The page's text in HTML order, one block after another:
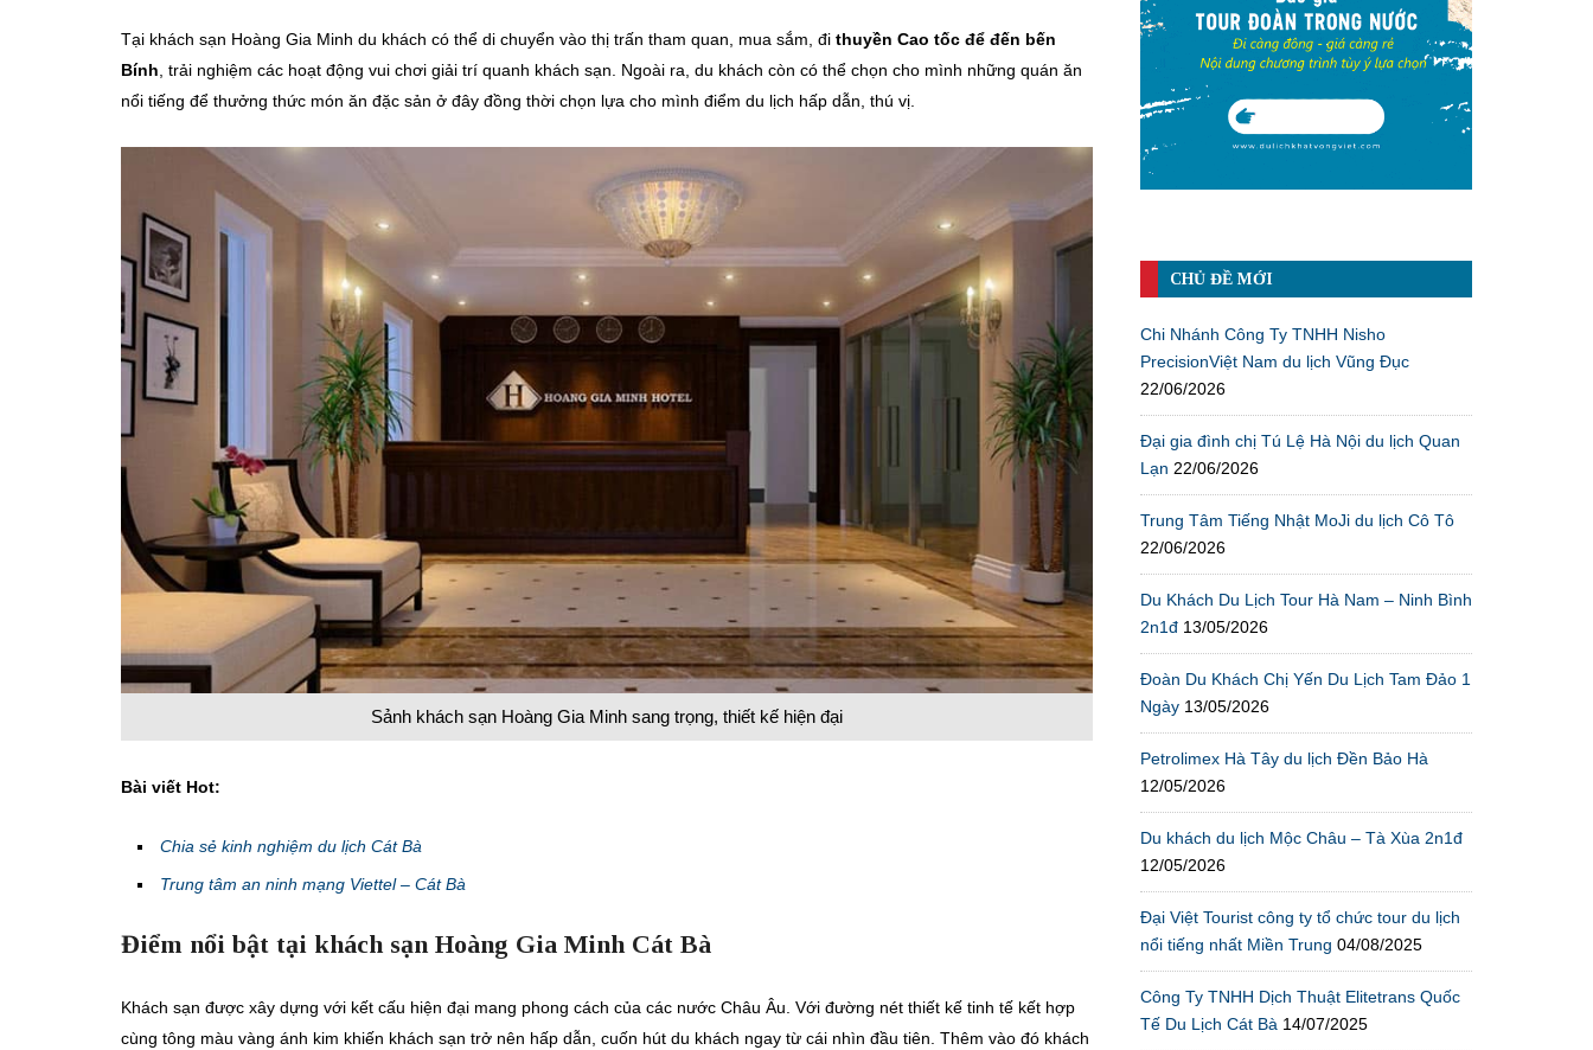
Tại khách sạn Hoàng Gia Minh du khách có thể di chuyển vào thị trấn tham quan, mua sắm, đi thuyền Cao tốc để đến bến
Bính , trải nghiệm các hoạt động vui chơi giải trí quanh khách sạn. Ngoài ra, du khách còn có thể chọn cho mình những quán ăn
nổi tiếng để thưởng thức món ăn đặc sản ở đây đồng thời chọn lựa cho mình điểm du lịch hấp dẫn, thú vị.
Sảnh khách sạn Hoàng Gia Minh sang trọng, thiết kế hiện đại
Bài viết Hot:
Chia sẻ kinh nghiệm du lịch Cát Bà
Trung tâm an ninh mạng Viettel – Cát Bà
Điểm nổi bật tại khách sạn Hoàng Gia Minh Cát Bà
Khách sạn được xây dựng với kết cấu hiện đại mang phong cách của các nước Châu Âu. Với đường nét thiết kế tinh tế kết hợp
cùng tông màu vàng ánh kim khiến khách sạn trở nên hấp dẫn, cuốn hút du khách ngay từ cái nhìn đầu tiên. Thêm vào đó khách
CHỦ ĐỀ MỚI
Chi Nhánh Công Ty TNHH Nisho
PrecisionViệt Nam du lịch Vũng Đục
22/06/2026
Đại gia đình chị Tú Lệ Hà Nội du lịch Quan
Lạn 22/06/2026
Trung Tâm Tiếng Nhật MoJi du lịch Cô Tô
22/06/2026
Du Khách Du Lịch Tour Hà Nam – Ninh Bình
2n1đ 13/05/2026
Đoàn Du Khách Chị Yến Du Lịch Tam Đảo 1
Ngày 13/05/2026
Petrolimex Hà Tây du lịch Đền Bảo Hà
12/05/2026
Du khách du lịch Mộc Châu – Tà Xùa 2n1đ
12/05/2026
Đại Việt Tourist công ty tổ chức tour du lịch
nổi tiếng nhất Miền Trung 04/08/2025
Công Ty TNHH Dịch Thuật Elitetrans Quốc
Tế Du Lịch Cát Bà 14/07/2025